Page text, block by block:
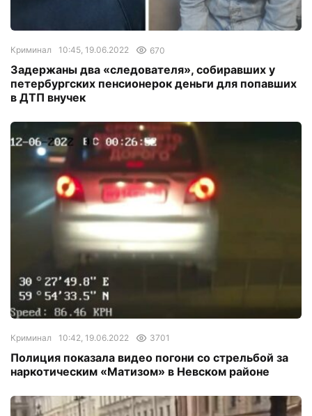
Криминал 10:45, 19.06.2022 670
Задержаны два «следователя», собиравших у
петербургских пенсионерок деньги для попавших
в ДТП внучек
Криминал 10:42, 19.06.2022 3701
Полиция показала видео погони со стрельбой за
наркотическим «Матизом» в Невском районе